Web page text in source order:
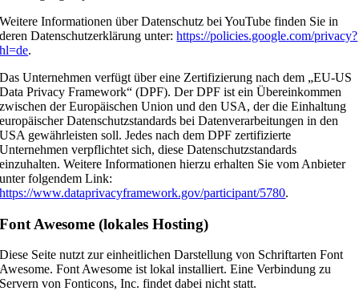
Weitere Informationen über Datenschutz bei YouTube finden Sie in
deren Datenschutzerklärung unter:https://policies.google.com/privacy?
hl=de.
Das Unternehmen verfügt über eine Zertifizierung nach dem „EU-US
Data Privacy Framework“ (DPF). Der DPF ist ein Übereinkommen
zwischen der Europäischen Union und den USA, der die Einhaltung
europäischer Datenschutzstandards bei Datenverarbeitungen in den
USA gewährleisten soll. Jedes nach dem DPF zertifizierte
Unternehmen verpflichtet sich, diese Datenschutzstandards
einzuhalten. Weitere Informationen hierzu erhalten Sie vom Anbieter
unter folgendem Link:
https://www.dataprivacyframework.gov/participant/5780.
Font Awesome (lokales Hosting)
Diese Seite nutzt zur einheitlichen Darstellung von Schriftarten Font
Awesome. Font Awesome ist lokal installiert. Eine Verbindung zu
Servern von Fonticons, Inc. findet dabei nicht statt.